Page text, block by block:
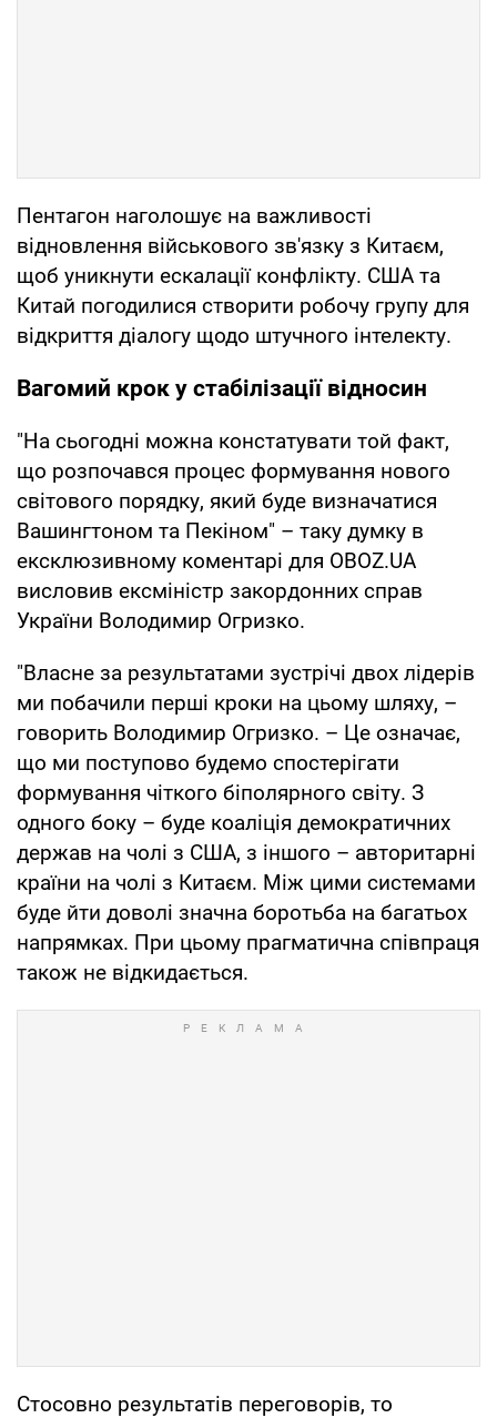
Пентагон наголошує на важливості
відновлення військового зв'язку з Китаєм,
щоб уникнути ескалації конфлікту. США та
Китай погодилися створити робочу групу для
відкриття діалогу щодо штучного інтелекту.
Вагомий крок у стабілізації відносин
"На сьогодні можна констатувати той факт,
що розпочався процес формування нового
світового порядку, який буде визначатися
Вашингтоном та Пекіном" – таку думку в
ексклюзивному коментарі для OBOZ.UA
висловив ексміністр закордонних справ
України Володимир Огризко.
"Власне за результатами зустрічі двох лідерів
ми побачили перші кроки на цьому шляху, –
говорить Володимир Огризко. – Це означає,
що ми поступово будемо спостерігати
формування чіткого біполярного світу. З
одного боку – буде коаліція демократичних
держав на чолі з США, з іншого – авторитарні
країни на чолі з Китаєм. Між цими системами
буде йти доволі значна боротьба на багатьох
напрямках. При цьому прагматична співпраця
також не відкидається.
Стосовно результатів переговорів, то